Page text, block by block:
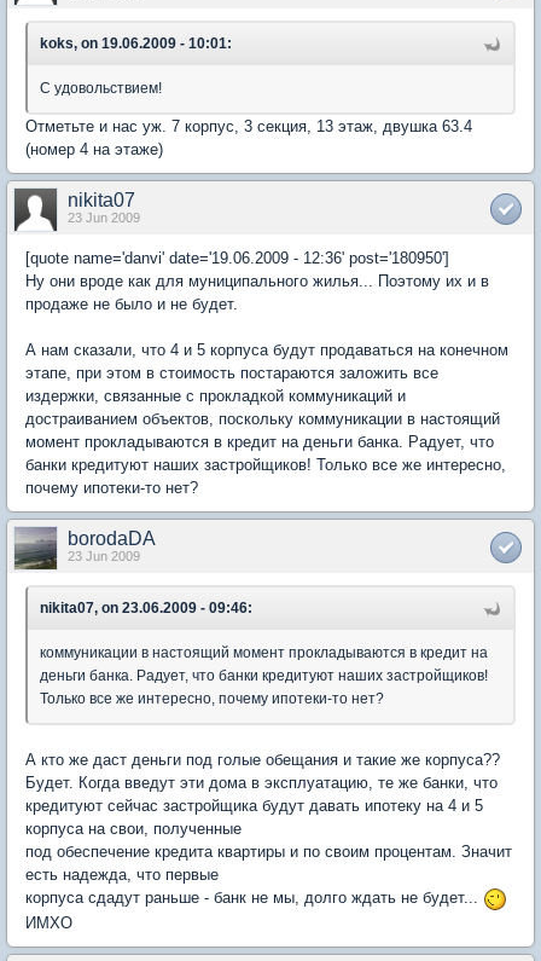
koks, on 19.06.2009 - 10:01:
С удовольствием!
Отметьте и нас уж. 7 корпус, 3 секция, 13 этаж, двушка 63.4
(номер 4 на этаже)
nikita07
23 Jun 2009
[quote name='danvi' date='19.06.2009 - 12:36' post='180950']
Ну они вроде как для муниципального жилья... Поэтому их и в
продаже не было и не будет.
А нам сказали, что 4 и 5 корпуса будут продаваться на конечном
этапе, при этом в стоимость постараются заложить все
издержки, связанные с прокладкой коммуникаций и
достраиванием объектов, поскольку коммуникации в настоящий
момент прокладываются в кредит на деньги банка. Радует, что
банки кредитуют наших застройщиков! Только все же интересно,
почему ипотеки-то нет?
borodaDA
23 Jun 2009
nikita07, on 23.06.2009 - 09:46:
коммуникации в настоящий момент прокладываются в кредит на
деньги банка. Радует, что банки кредитуют наших застройщиков!
Только все же интересно, почему ипотеки-то нет?
А кто же даст деньги под голые обещания и такие же корпуса??
Будет. Когда введут эти дома в эксплуатацию, те же банки, что
кредитуют сейчас застройщика будут давать ипотеку на 4 и 5
корпуса на свои, полученные
под обеспечение кредита квартиры и по своим процентам. Значит
есть надежда, что первые
корпуса сдадут раньше - банк не мы, долго ждать не будет...
ИМХО